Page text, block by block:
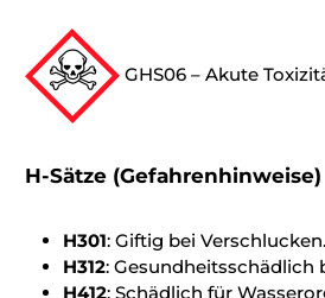
GHS06 – Akute
H-Sätze (Gefahrenhinweise)
H301: Giftig bei Verschlucken.
H312: Gesundheitsschädlich
H412: Schädlich für